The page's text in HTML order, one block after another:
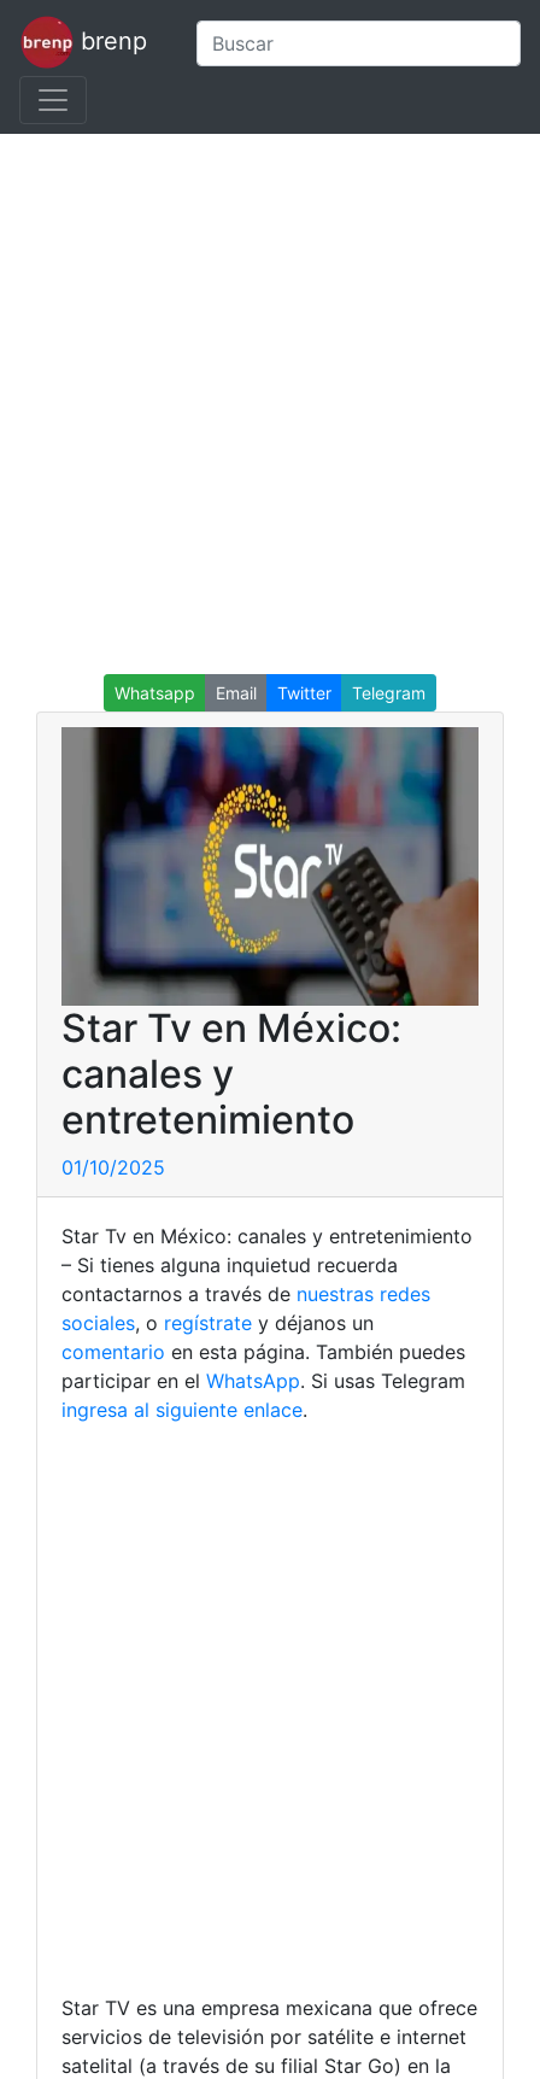
brenp
Whatsapp Email Twitter Telegram
Star Tv en México:
canales y
entretenimiento
01/10/2025
Star Tv en México: canales y entretenimiento
– Si tienes alguna inquietud recuerda
contactarnos a través de nuestras redes
sociales, o regístrate y déjanos un
comentario en esta página. También puedes
participar en el WhatsApp. Si usas Telegram
ingresa al siguiente enlace.
Star TV es una empresa mexicana que ofrece
servicios de televisión por satélite e internet
satelital (a través de su filial Star Go) en la